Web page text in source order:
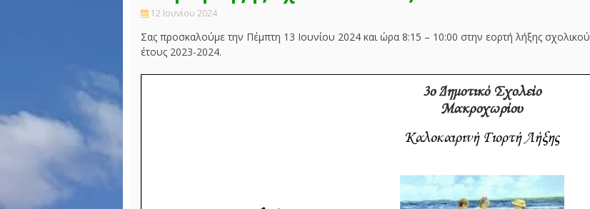
Σύλλογος Γονέων
Αντιπυρική ?
αντισεισμική
προστασία
12 Ιουνίου 2024
Σας προσκαλούμε την Πέμπτη 13 Ιουνίου 2024 και ώρα 8:15 – 10:00 στην εορτή λήξης σχολικού
έτους 2023-2024.